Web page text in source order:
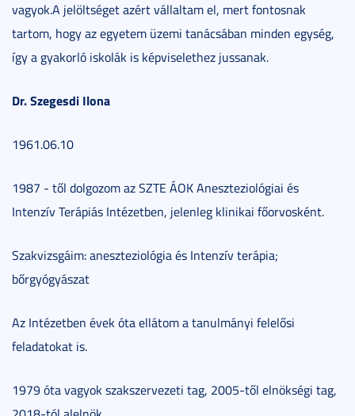
vagyok.A jelöltséget azért vállaltam el, mert fontosnak
tartom, hogy az egyetem üzemi tanácsában minden egység,
így a gyakorló iskolák is képviselethez jussanak.
Dr. Szegesdi Ilona
1961.06.10
1987 - től dolgozom az SZTE ÁOK Aneszteziológiai és
Intenzív Terápiás Intézetben, jelenleg klinikai főorvosként.
Szakvizsgáim: aneszteziológia és Intenzív terápia;
bőrgyógyászat
Az Intézetben évek óta ellátom a tanulmányi felelősi
feladatokat is.
1979 óta vagyok szakszervezeti tag, 2005-től elnökségi tag,